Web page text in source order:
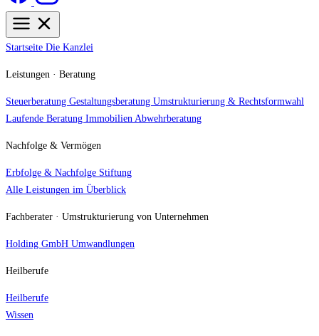
Startseite Die Kanzlei
Leistungen · Beratung
Steuerberatung Gestaltungsberatung Umstrukturierung & Rechtsformwahl
Laufende Beratung Immobilien Abwehrberatung
Nachfolge & Vermögen
Erbfolge & Nachfolge Stiftung
Alle Leistungen im Überblick
Fachberater · Umstrukturierung von Unternehmen
Holding GmbH Umwandlungen
Heilberufe
Heilberufe
Wissen